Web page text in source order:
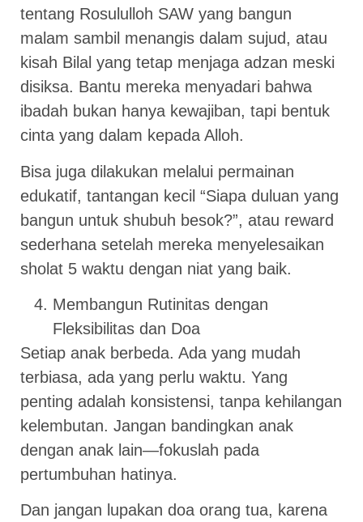
tentang Rosululloh SAW yang bangun
malam sambil menangis dalam sujud, atau
kisah Bilal yang tetap menjaga adzan meski
disiksa. Bantu mereka menyadari bahwa
ibadah bukan hanya kewajiban, tapi bentuk
cinta yang dalam kepada Alloh.
Bisa juga dilakukan melalui permainan
edukatif, tantangan kecil “Siapa duluan yang
bangun untuk shubuh besok?”, atau reward
sederhana setelah mereka menyelesaikan
sholat 5 waktu dengan niat yang baik.
Membangun Rutinitas dengan
Fleksibilitas dan Doa
Setiap anak berbeda. Ada yang mudah
terbiasa, ada yang perlu waktu. Yang
penting adalah konsistensi, tanpa kehilangan
kelembutan. Jangan bandingkan anak
dengan anak lain—fokuslah pada
pertumbuhan hatinya.
Dan jangan lupakan doa orang tua, karena